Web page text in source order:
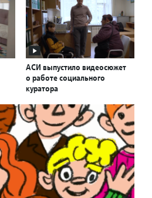
АСИ выпустило видеосюжет
о работе социального
куратора